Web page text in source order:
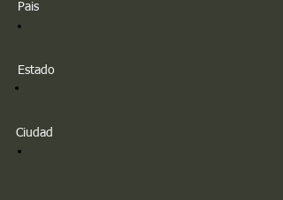
Pais
Estado
Ciudad